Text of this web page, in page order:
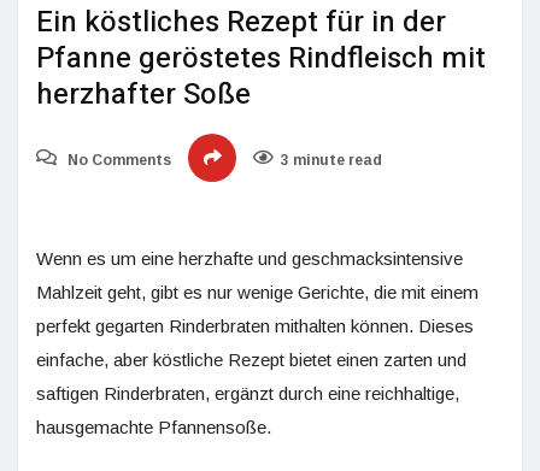
Ein köstliches Rezept für in der
Pfanne geröstetes Rindfleisch mit
herzhafter Soße
No Comments 3 minute read
Wenn es um eine herzhafte und geschmacksintensive
Mahlzeit geht, gibt es nur wenige Gerichte, die mit einem
perfekt gegarten Rinderbraten mithalten können. Dieses
einfache, aber köstliche Rezept bietet einen zarten und
saftigen Rinderbraten, ergänzt durch eine reichhaltige,
hausgemachte Pfannensoße.